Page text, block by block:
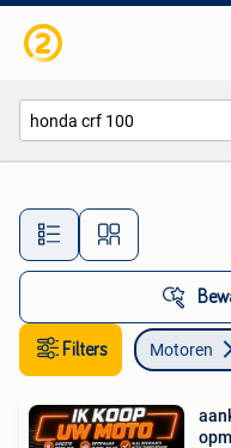
Alle
Filters Motoren